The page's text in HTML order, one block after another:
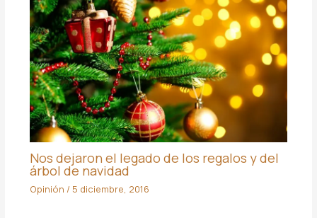
Nos dejaron el legado de los regalos y del
árbol de navidad
Opinión / 5 diciembre, 2016